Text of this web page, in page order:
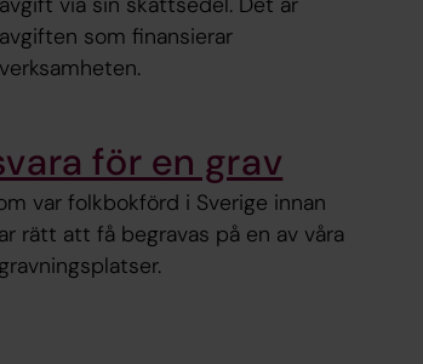
som finansierar
för en grav
var folkbokförd i Sverige innan
rätt att få begravas på en av våra